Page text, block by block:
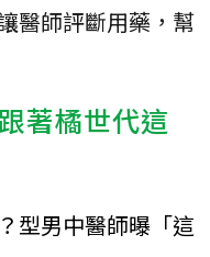
醫師評斷用藥，幫
著橘世代這
型男中醫師曝「這